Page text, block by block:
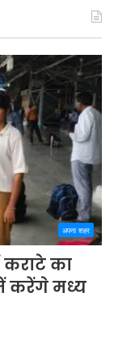
अपना शहर
कराटे का
करेंगे मध्य